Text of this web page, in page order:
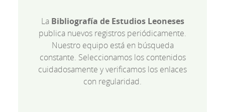
La Bibliografía de Estudios Leoneses
publica nuevos registros periódicamente.
Nuestro equipo está en búsqueda
constante. Seleccionamos los contenidos
cuidadosamente y verificamos los enlaces
con regularidad.